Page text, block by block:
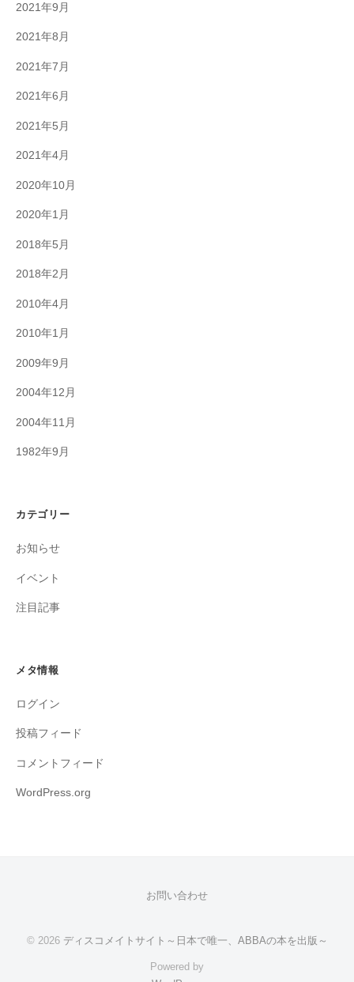
2021年9月
2021年8月
2021年7月
2021年6月
2021年5月
2021年4月
2020年10月
2020年1月
2018年5月
2018年2月
2010年4月
2010年1月
2009年9月
2004年12月
2004年11月
1982年9月
カテゴリー
お知らせ
イベント
注目記事
メタ情報
ログイン
投稿フィード
コメントフィード
WordPress.org
お問い合わせ
© 2026 ディスコメイトサイト～日本で唯一、ABBAの本を出版～
Powered by